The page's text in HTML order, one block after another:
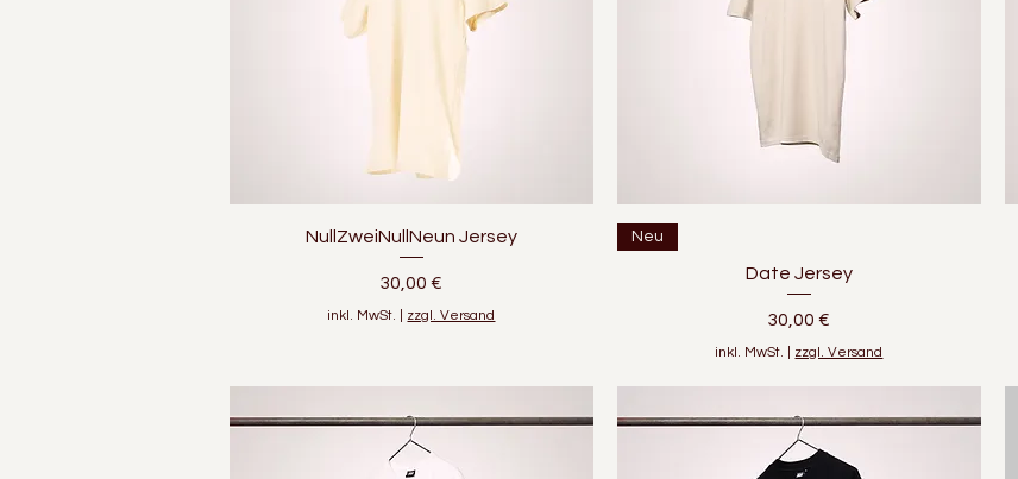
Schnellansicht
NullZweiNullNeun Jersey
Preis
30,00 €
inkl. MwSt. zzgl. Versand
Neu
Date Jersey
Preis
30,00 €
inkl. MwSt. zzgl. Versand